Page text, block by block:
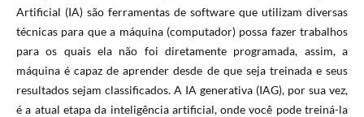
Artificial (IA) são ferramentas de software que utilizam diversas
técnicas para que a máquina (computador) possa fazer trabalhos
para os quais ela não foi diretamente programada, assim, a
máquina é capaz de aprender desde de que seja treinada e seus
resultados sejam classificados. A IA generativa (IAG), por sua vez,
é a atual etapa da inteligência artificial, onde você pode treiná-la